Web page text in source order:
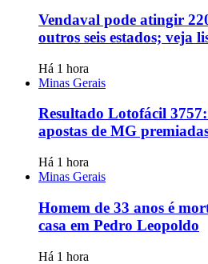
Vendaval pode atingir
outros seis estados; veja
Há 1 hora
Minas Gerais
Resultado Lotofácil
apostas de MG
Há 1 hora
Minas Gerais
Homem de 33 anos é
casa em Pedro Leopoldo
Há 1 hora